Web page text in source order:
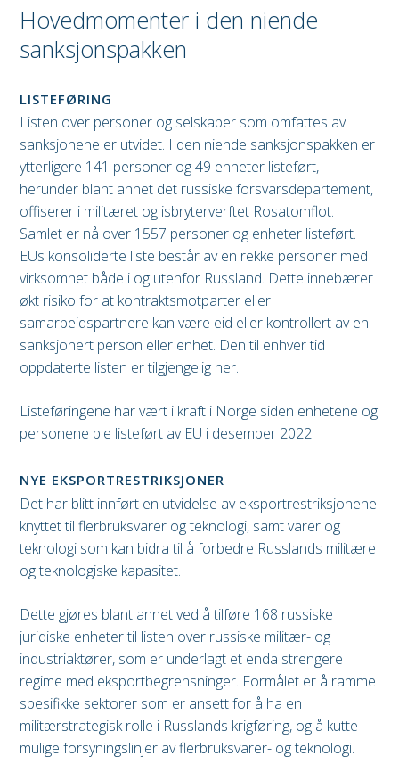
Hovedmomenter i den niende
sanksjonspakken
LISTEFØRING
Listen over personer og selskaper som omfattes av
sanksjonene er utvidet. I den niende sanksjonspakken er
ytterligere 141 personer og 49 enheter listeført,
herunder blant annet det russiske forsvarsdepartement,
offiserer i militæret og isbryterverftet Rosatomflot.
Samlet er nå over 1557 personer og enheter listeført.
EUs konsoliderte liste består av en rekke personer med
virksomhet både i og utenfor Russland. Dette innebærer
økt risiko for at kontraktsmotparter eller
samarbeidspartnere kan være eid eller kontrollert av en
sanksjonert person eller enhet. Den til enhver tid
oppdaterte listen er tilgjengelig her.
Listeføringene har vært i kraft i Norge siden enhetene og
personene ble listeført av EU i desember 2022.
NYE EKSPORTRESTRIKSJONER
Det har blitt innført en utvidelse av eksportrestriksjonene
knyttet til flerbruksvarer og teknologi, samt varer og
teknologi som kan bidra til å forbedre Russlands militære
og teknologiske kapasitet.
Dette gjøres blant annet ved å tilføre 168 russiske
juridiske enheter til listen over russiske militær- og
industriaktører, som er underlagt et enda strengere
regime med eksportbegrensninger. Formålet er å ramme
spesifikke sektorer som er ansett for å ha en
militærstrategisk rolle i Russlands krigføring, og å kutte
mulige forsyningslinjer av flerbruksvarer- og teknologi.